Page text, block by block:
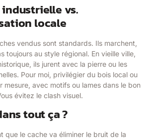
vs.
locale
vendus sont standards. Ils marchent,
toujours au style régional. En vieille ville,
ils jurent avec la pierre ou les
Pour moi, privilégier du bois local ou
mesure, avec motifs ou lames dans le bon
évitez le clash visuel.
tout ça ?
que le cache va éliminer le bruit de la